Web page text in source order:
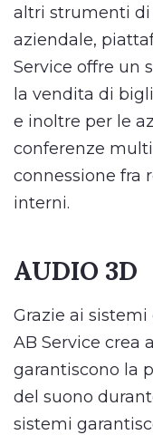
altri strumenti
aziendale,
Service offre un
la vendita di
e inoltre per le
conferenze
connessione fra
interni.
AUDIO 3D
Grazie ai
AB Service crea
garantiscono la
del suono
sistemi